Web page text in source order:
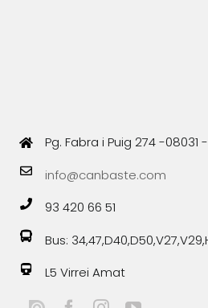
Pg. Fabra i Puig 274 -08031
info@canbaste.com
93 420 66 51
Bus:
L5 Virrei Amat